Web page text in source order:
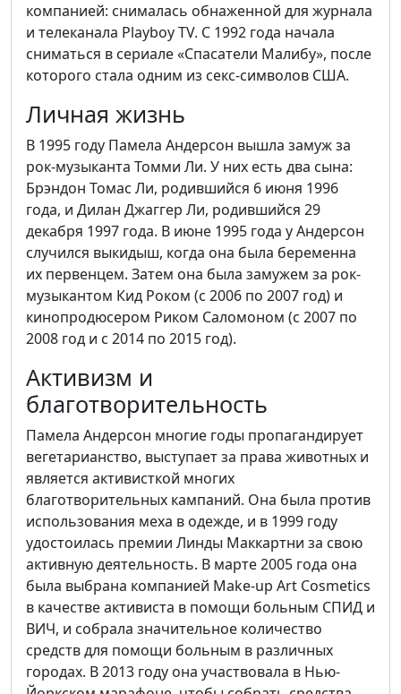
компанией: снималась обнаженной для журнала
и телеканала Playboy TV. С 1992 года начала
сниматься в сериале «Спасатели Малибу», после
которого стала одним из секс-символов США.
Личная жизнь
В 1995 году Памела Андерсон вышла замуж за
рок-музыканта Томми Ли. У них есть два сына:
Брэндон Томас Ли, родившийся 6 июня 1996
года, и Дилан Джаггер Ли, родившийся 29
декабря 1997 года. В июне 1995 года у Андерсон
случился выкидыш, когда она была беременна
их первенцем. Затем она была замужем за рок-
музыкантом Кид Роком (с 2006 по 2007 год) и
кинопродюсером Риком Саломоном (с 2007 по
2008 год и с 2014 по 2015 год).
Активизм и
благотворительность
Памела Андерсон многие годы пропагандирует
вегетарианство, выступает за права животных и
является активисткой многих
благотворительных кампаний. Она была против
использования меха в одежде, и в 1999 году
удостоилась премии Линды Маккартни за свою
активную деятельность. В марте 2005 года она
была выбрана компанией Make-up Art Cosmetics
в качестве активиста в помощи больным СПИД и
ВИЧ, и собрала значительное количество
средств для помощи больным в различных
городах. В 2013 году она участвовала в Нью-